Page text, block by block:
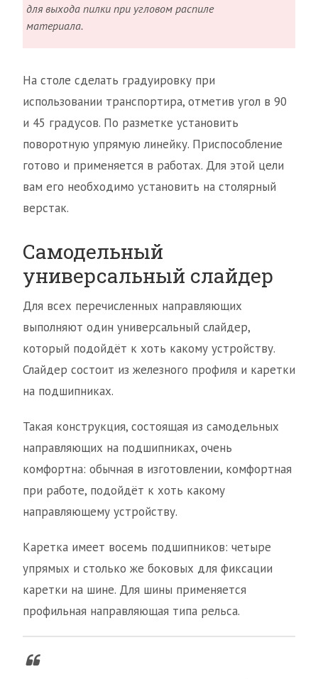
для выхода пилки при угловом распиле
материала.
На столе сделать градуировку при
использовании транспортира, отметив угол в 90
и 45 градусов. По разметке установить
поворотную упрямую линейку. Приспособление
готово и применяется в работах. Для этой цели
вам его необходимо установить на столярный
верстак.
Самодельный
универсальный слайдер
Для всех перечисленных направляющих
выполняют один универсальный слайдер,
который подойдёт к хоть какому устройству.
Слайдер состоит из железного профиля и каретки
на подшипниках.
Такая конструкция, состоящая из самодельных
направляющих на подшипниках, очень
комфортна: обычная в изготовлении, комфортная
при работе, подойдёт к хоть какому
направляющему устройству.
Каретка имеет восемь подшипников: четыре
упрямых и столько же боковых для фиксации
каретки на шине. Для шины применяется
профильная направляющая типа рельса.